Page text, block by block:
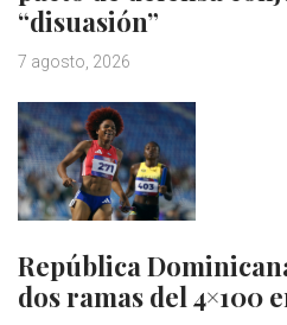
“disuasión”
7 agosto, 2026
República
dos ramas del 4×100